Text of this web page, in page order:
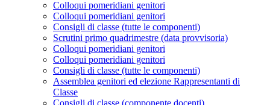
Colloqui pomeridiani genitori
Colloqui pomeridiani genitori
Consigli di classe (tutte le componenti)
Scrutini primo quadrimestre (data provvisoria)
Colloqui pomeridiani genitori
Colloqui pomeridiani genitori
Consigli di classe (tutte le componenti)
Assemblea genitori ed elezione Rappresentanti di
Classe